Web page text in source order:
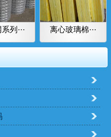
列··· 离心玻璃棉···